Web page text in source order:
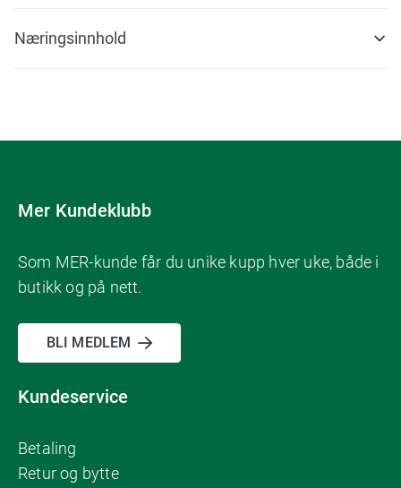
Næringsinnhold
Mer Kundeklubb
Som MER-kunde får du unike kupp hver uke, både i
butikk og på nett.
BLI MEDLEM
Kundeservice
Betaling
Retur og bytte